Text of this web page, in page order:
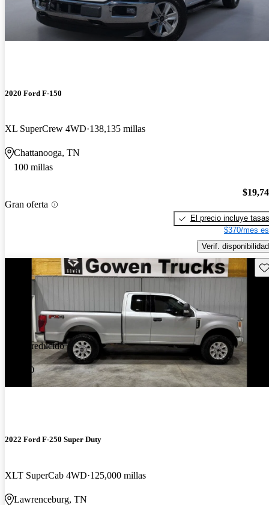
2020 Ford F-150
XL SuperCrew 4WD 138,135 millas
Chattanooga, TN
100 millas
Gran oferta
El precio incluye tasas
$370/mes
Verif. disponibilidad
Precio reducido
-$1,000
2022 Ford F-250 Super Duty
XLT SuperCab 4WD 125,000 millas
Lawrenceburg, TN